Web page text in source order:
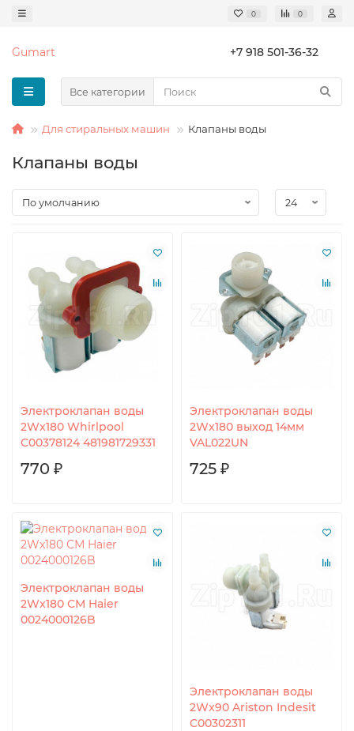
0 0
Gumart +7 918 501-36-32
Все категории
Для стиральных машин Клапаны воды
Клапаны воды
Электроклапан воды
2Wx180 Whirlpool
C00378124 481981729331
770 ₽
Электроклапан воды
2Wx180 выход 14мм
VAL022UN
725 ₽
Электроклапан воды
2Wx180 СМ Haier
0024000126B
Электроклапан воды
2Wx90 Ariston Indesit
C00302311